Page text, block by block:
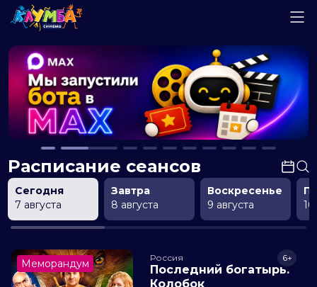
Расписание сеансов
Сегодня
7 августа
Завтра
8 августа
Воскресенье
9 августа
10
Меморандум Россия
Последний богатырь.
Колобок
6+